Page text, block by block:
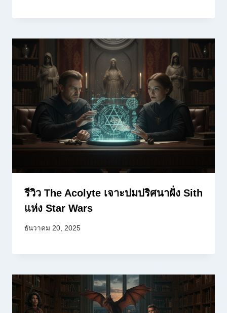
รีวิว The Acolyte เจาะปมปริศนาฝั่ง Sith
แห่ง Star Wars
ธันวาคม 20, 2025